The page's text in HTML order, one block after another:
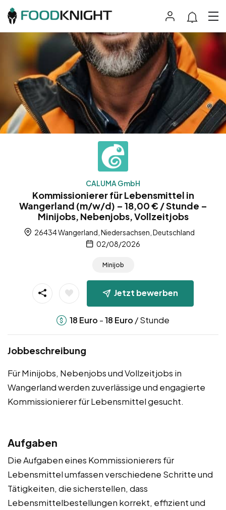
CALUMA GmbH
Kommissionierer für Lebensmittel in
Wangerland (m/w/d) – 18,00 € / Stunde –
Minijobs, Nebenjobs, Vollzeitjobs
26434 Wangerland, Niedersachsen, Deutschland
02/08/2026
Minijob
Jetzt bewerben
18 Euro -18 Euro / Stunde
Jobbeschreibung
Für Minijobs, Nebenjobs und Vollzeitjobs in
Wangerland werden zuverlässige und engagierte
Kommissionierer für Lebensmittel gesucht.
Aufgaben
Die Aufgaben eines Kommissionierers für
Lebensmittel umfassen verschiedene Schritte und
Tätigkeiten, die sicherstellen, dass
Lebensmittelbestellungen korrekt, effizient und